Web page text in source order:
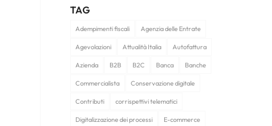
TAG
Adempimenti fiscali Agenzia delle Entrate
Agevolazioni Attualità Italia Autofattura
Azienda B2B B2C Banca Banche
Commercialista Conservazione digitale
Contributi corrispettivi telematici
Digitalizzazione dei processi E-commerce